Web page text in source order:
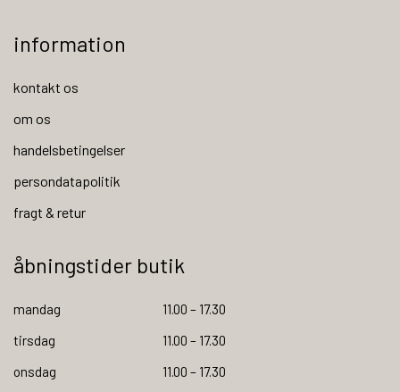
information
kontakt os
om os
handelsbetingelser
persondatapolitik
fragt & retur
åbningstider butik
mandag
11.00 – 17.30
tirsdag
11.00 – 17.30
onsdag
11.00 – 17.30